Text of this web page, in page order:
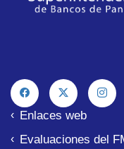
Enlaces web
Evaluaciones del